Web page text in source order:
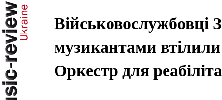
Військовослужбовці
музикантами втілили
Оркестр для